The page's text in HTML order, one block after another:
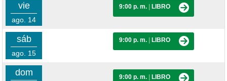
vie
ago. 14
9:00 p. m. LIBRO
sáb
ago. 15
9:00 p. m. LIBRO
dom 9:00 p. m. LIBRO